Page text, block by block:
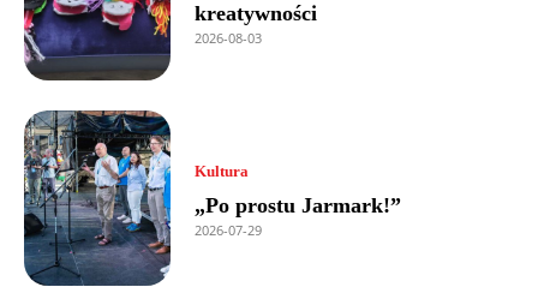
kreatywności
2026-08-03
Kultura
„Po prostu Jarmark!”
2026-07-29